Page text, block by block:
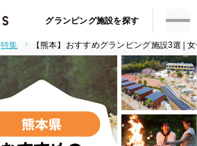
グランピング施設を探す
特集 【熊本】おすすめグランピング施設3選│